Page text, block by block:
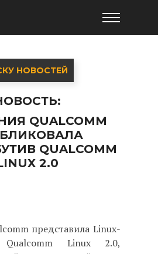
НОВОСТЕЙ
QUALCOMM
QUALCOMM
2.0
представила Linux-
Qualcomm Linux 2.0,